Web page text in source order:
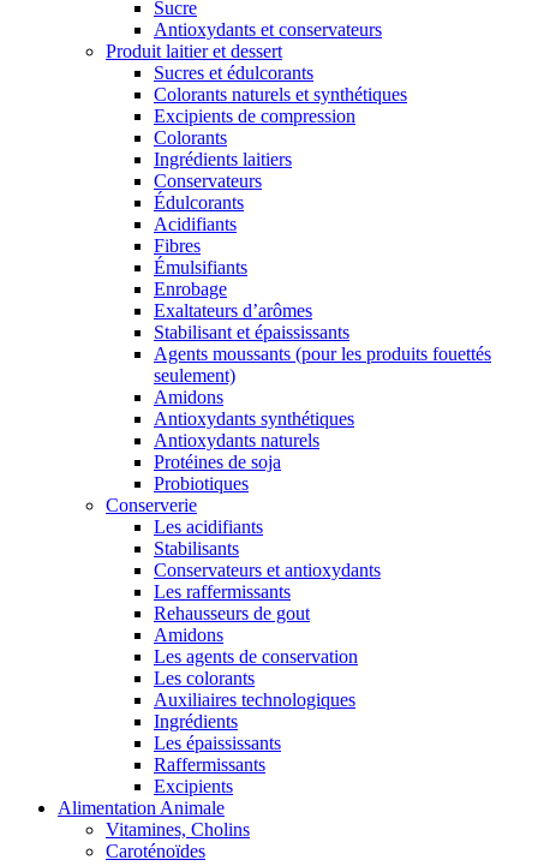
Sucre
Antioxydants et conservateurs
Produit laitier et dessert
Sucres et édulcorants
Colorants naturels et synthétiques
Excipients de compression
Colorants
Ingrédients laitiers
Conservateurs
Édulcorants
Acidifiants
Fibres
Émulsifiants
Enrobage
Exaltateurs d’arômes
Stabilisant et épaississants
Agents moussants (pour les produits fouettés
seulement)
Amidons
Antioxydants synthétiques
Antioxydants naturels
Protéines de soja
Probiotiques
Conserverie
Les acidifiants
Stabilisants
Conservateurs et antioxydants
Les raffermissants
Rehausseurs de gout
Amidons
Les agents de conservation
Les colorants
Auxiliaires technologiques
Ingrédients
Les épaississants
Raffermissants
Excipients
Alimentation Animale
Vitamines, Cholins
Caroténoïdes